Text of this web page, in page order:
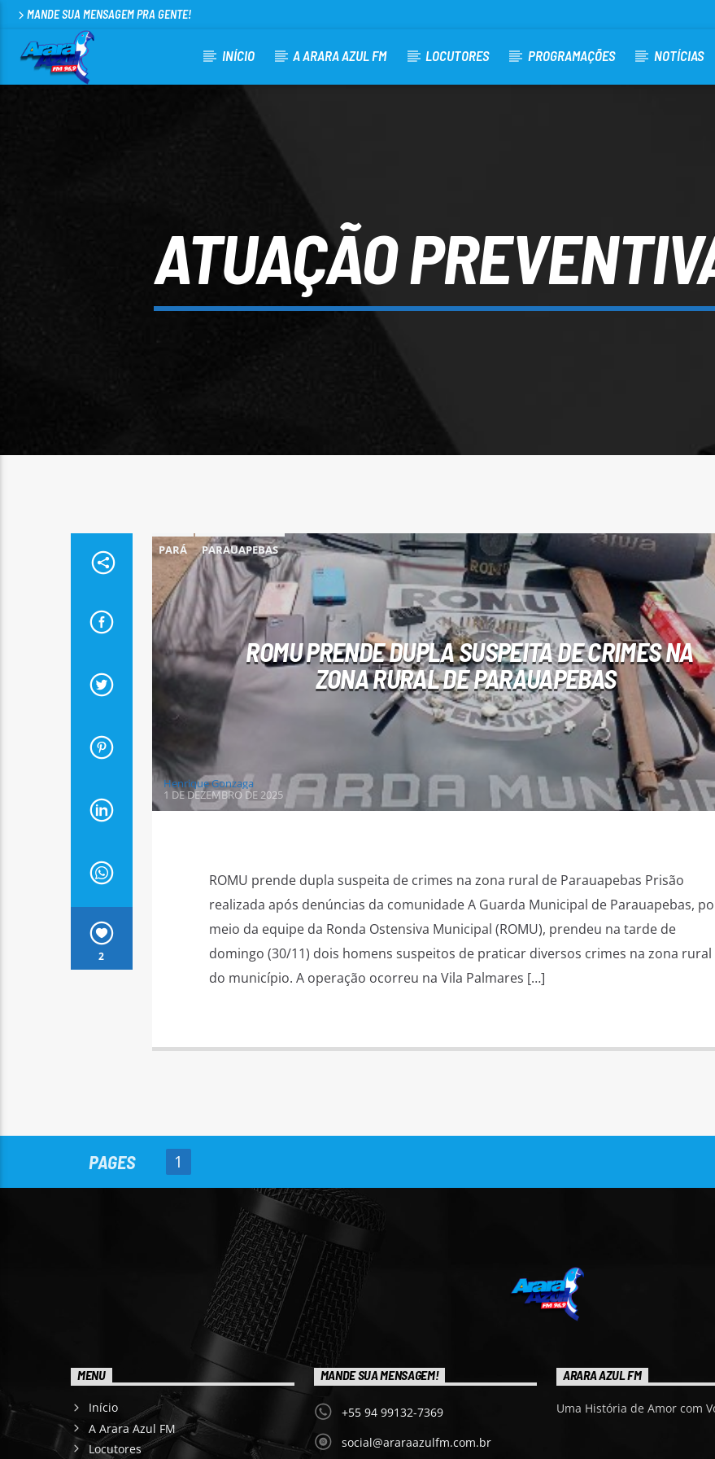
MANDE SUA MENSAGEM PRA GENTE!
INÍCIO A ARARA AZUL FM LOCUTORES PROGRAMAÇÕES NOTÍCIAS
ATUAÇÃO
2
PARÁ PARAUAPEBAS
ROMU PRENDE DUPLA SUSPEITA DE CRIMES NA
ZONA RURAL DE PARAUAPEBAS
Henrique Gonzaga
1 DE DEZEMBRO DE 2025
ROMU prende dupla suspeita de crimes na zona rural de Parauapebas Prisão
realizada após denúncias da comunidade A Guarda Municipal de Parauapebas,
meio da equipe da Ronda Ostensiva Municipal (ROMU), prendeu na tarde de
domingo (30/11) dois homens suspeitos de praticar diversos crimes na zona rural
do município. A operação ocorreu na Vila Palmares […]
PAGES 1
MENU
Início
A Arara Azul FM
Locutores
MANDE SUA MENSAGEM!
+55 94 99132-7369
social@araraazulfm.com.br
ARARA AZUL FM
Uma História de Amor com